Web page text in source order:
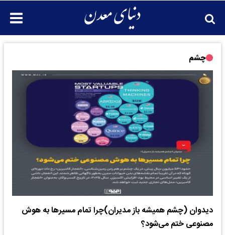
چشم
دیدوان (چشم همیشه باز مدیران)چرا تمام مسیرها به هوش
مصنوعی ختم می‌شود؟